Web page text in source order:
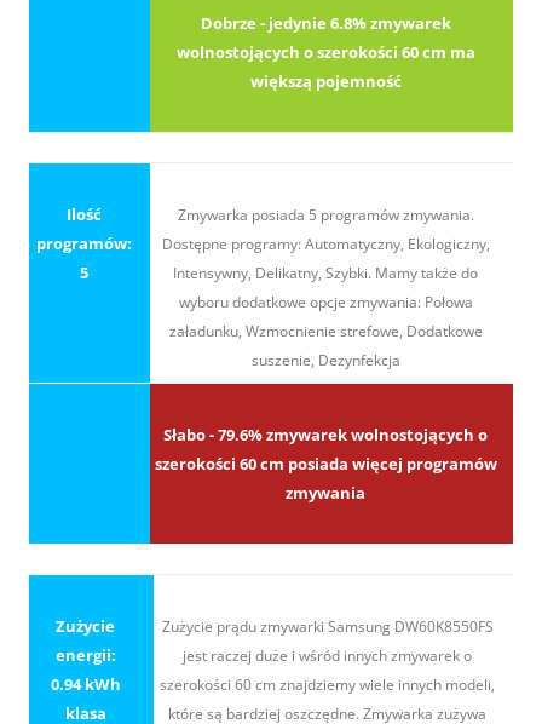
Dobrze - jedynie 6.8% zmywarek
wolnostojących o szerokości 60 cm ma
większą pojemność
Ilość
programów:
5
Zmywarka posiada 5 programów zmywania.
Dostępne programy: Automatyczny, Ekologiczny,
Intensywny, Delikatny, Szybki. Mamy także do
wyboru dodatkowe opcje zmywania: Połowa
załadunku, Wzmocnienie strefowe, Dodatkowe
suszenie, Dezynfekcja
Słabo - 79.6% zmywarek wolnostojących o
szerokości 60 cm posiada więcej programów
zmywania
Zużycie
energii:
0.94 kWh
klasa
Zużycie prądu zmywarki Samsung DW60K8550FS
jest raczej duże i wśród innych zmywarek o
szerokości 60 cm znajdziemy wiele innych modeli,
które są bardziej oszczędne. Zmywarka zużywa